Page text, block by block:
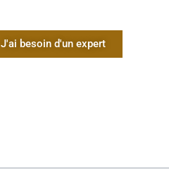
J'ai besoin d'un expert